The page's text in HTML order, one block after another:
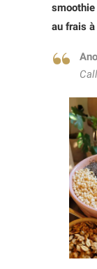
au frais